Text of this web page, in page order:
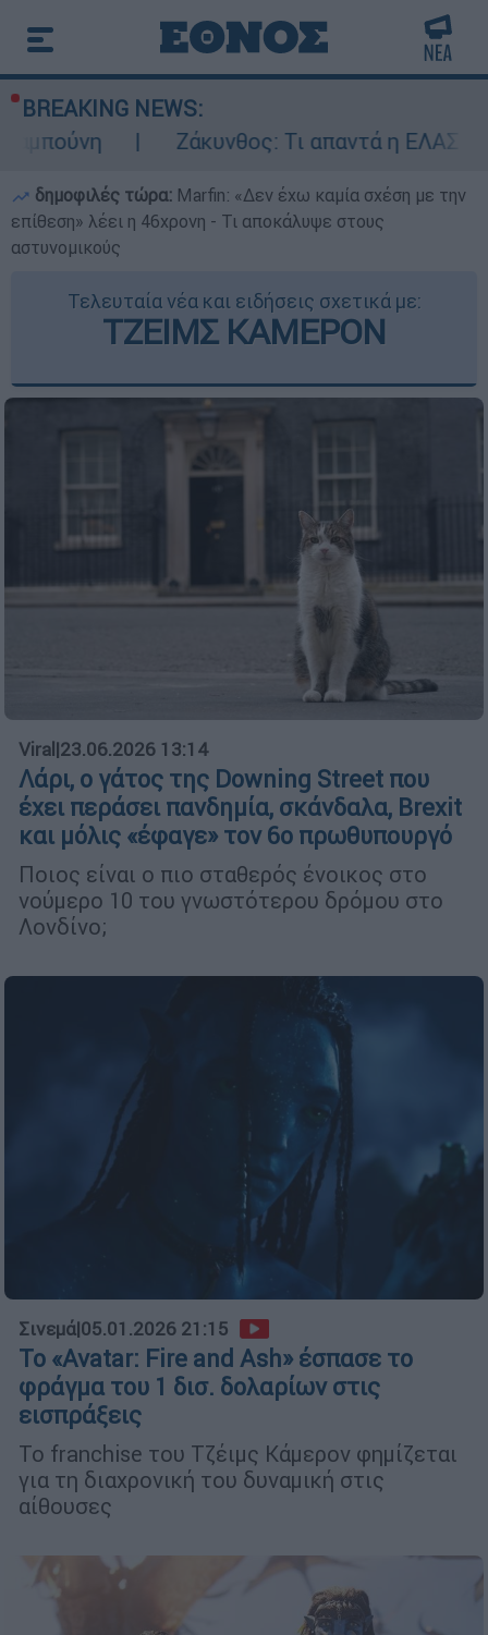
BREAKING NEWS:
Ζάκυνθος: Τι απαντά η ΕΛΑΣ για τους 8
δημοφιλές τώρα: Marfin: «Δεν έχω καμία σχέση με την
επίθεση» λέει η 46χρονη - Τι αποκάλυψε στους
αστυνομικούς
Τελευταία νέα και ειδήσεις σχετικά με:
ΤΖΕΙΜΣ ΚΑΜΕΡΟΝ
Viral |23.06.2026 13:14
Λάρι, ο γάτος της Downing Street που
έχει περάσει πανδημία, σκάνδαλα, Brexit
και μόλις «έφαγε» τον 6ο πρωθυπουργό
Ποιος είναι ο πιο σταθερός ένοικος στο
νούμερο 10 του γνωστότερου δρόμου στο
Λονδίνο;
Σινεμά|05.01.2026 21:15
To «Avatar: Fire and Ash» έσπασε το
φράγμα του 1 δισ. δολαρίων στις
εισπράξεις
Το franchise του Τζέιμς Κάμερον φημίζεται
για τη διαχρονική του δυναμική στις
αίθουσες